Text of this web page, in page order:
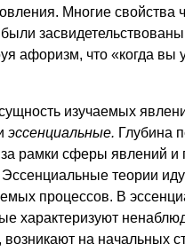
Многие
афоризм, что «когда вы
изучаемых
эссенциальные. Глубина
рамки сферы явлений и
теории
процессов. В
характеризуют
на начальных